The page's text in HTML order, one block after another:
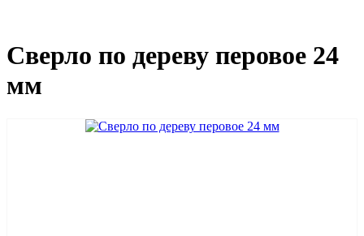
Сверло по дереву перовое 24
мм